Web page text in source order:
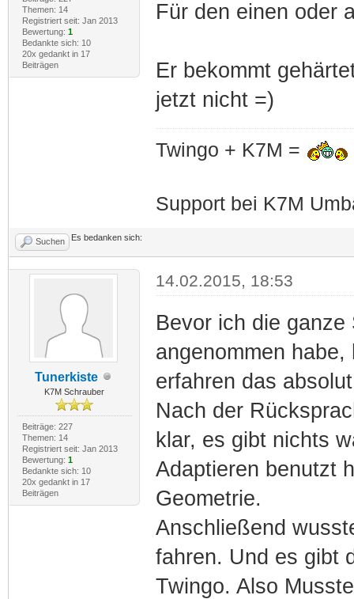
Themen: 14
Registriert seit: Jan 2013
Bewertung: 1
Bedankte sich: 10
20x gedankt in 17
Beiträgen
Für den einen oder
Er bekommt
jetzt nicht =)
Twingo + K7M =
Support bei K7M
Suchen Es bedanken sich:
Tunerkiste
K7M Schrauber
Beiträge: 227
Themen: 14
Registriert seit: Jan 2013
Bewertung: 1
Bedankte sich: 10
20x gedankt in 17
Beiträgen
14.02.2015, 18:53
Bevor ich die
angenommen
erfahren das
Nach der
klar, es gibt nichts
Adaptieren benutzt
Geometrie.
Anschließend
fahren. Und es gibt
Twingo. Also